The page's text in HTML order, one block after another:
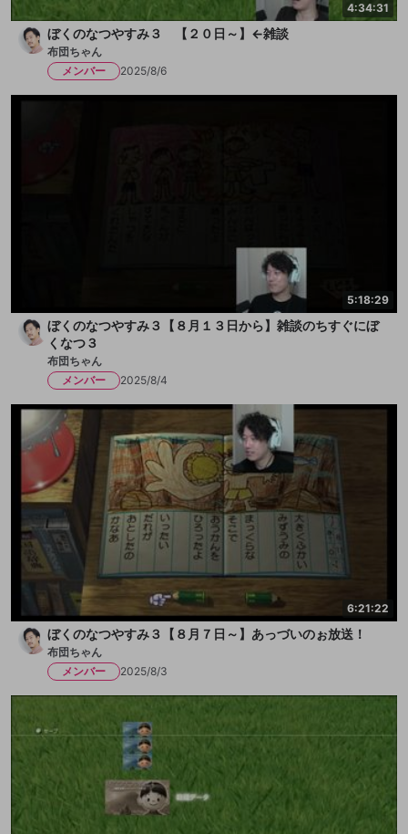
4:34:31
ぼくのなつやすみ３ 【２０日～】←雑談
布団ちゃん
メンバー
2025/8/6
5:18:29
ぼくのなつやすみ３【８月１３日から】雑談のちすぐにぼ
くなつ３
布団ちゃん
メンバー
2025/8/4
6:21:22
ぼくのなつやすみ３【８月７日～】あっづいのぉ放送！
布団ちゃん
メンバー
2025/8/3